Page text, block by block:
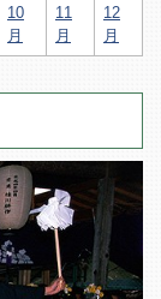
10
月
11
月
12
月